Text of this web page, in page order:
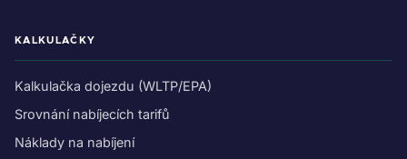
KALKULAČKY
Kalkulačka dojezdu (WLTP/EPA)
Srovnání nabíjecích tarifů
Náklady na nabíjení